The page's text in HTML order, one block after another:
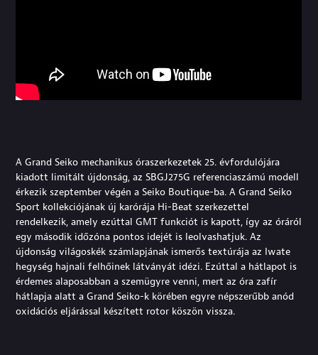
A Grand Seiko mechanikus óraszerkezetek 25. évfordulójára
kiadott limitált újdonság, az SBGJ275G referenciaszámú modell
érkezik szeptember végén a Seiko Boutique-ba. A Grand Seiko
Sport kollekciójának új karórája Hi-Beat szerkezettel
rendelkezik, amely ezúttal GMT funkciót is kapott, így az óráról
egy második időzóna pontos idejét is leolvashatjuk. Az
újdonság világoskék számlapjának ismerős textúrája az Iwate
hegység hajnali felhőinek látványát idézi. Ezúttal a hátlapot is
érdemes alaposabban a szemügyre venni, mert az óra zafír
hátlapja alatt a Grand Seiko-k körében egyre népszerűbb anód
oxidációs eljárással készített rotor köszön vissza.